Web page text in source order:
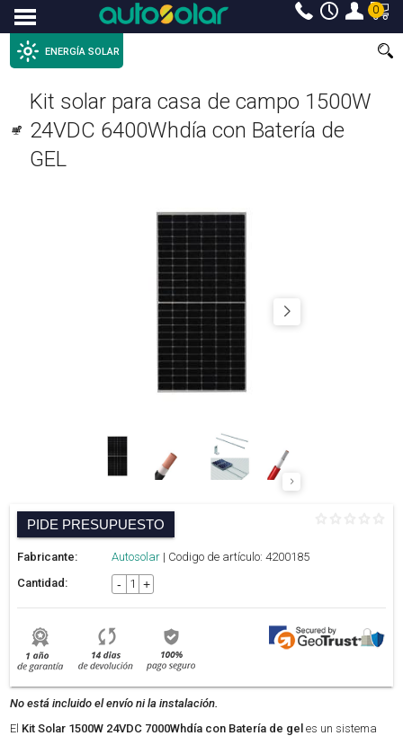
Menu 0
ENERGÍA SOLAR
Kit solar para casa de campo 1500W
24VDC 6400Whdía con Batería de
GEL
PIDE PRESUPUESTO
Fabricante: Autosolar | Codigo de artículo: 4200185
Cantidad:
- +
No está incluido el envío ni la instalación.
El Kit Solar 1500W 24VDC 7000Whdía con Batería de gel es un sistema